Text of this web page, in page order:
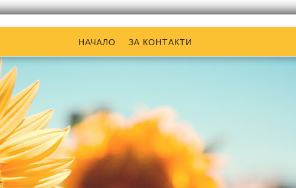
НАЧАЛО ЗА КОНТАКТИ